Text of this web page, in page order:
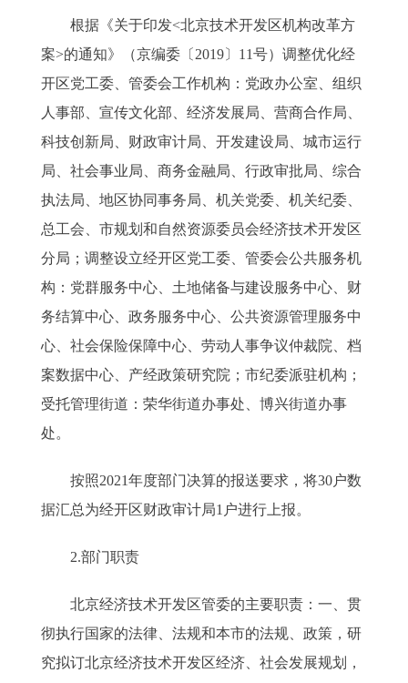
根据《关于印发<北京技术开发区机构改革方
案>的通知》（京编委〔2019〕11号）调整优化经
开区党工委、管委会工作机构：党政办公室、组织
人事部、宣传文化部、经济发展局、营商合作局、
科技创新局、财政审计局、开发建设局、城市运行
局、社会事业局、商务金融局、行政审批局、综合
执法局、地区协同事务局、机关党委、机关纪委、
总工会、市规划和自然资源委员会经济技术开发区
分局；调整设立经开区党工委、管委会公共服务机
构：党群服务中心、土地储备与建设服务中心、财
务结算中心、政务服务中心、公共资源管理服务中
心、社会保险保障中心、劳动人事争议仲裁院、档
案数据中心、产经政策研究院；市纪委派驻机构；
受托管理街道：荣华街道办事处、博兴街道办事
处。
按照2021年度部门决算的报送要求，将30户数
据汇总为经开区财政审计局1户进行上报。
2.部门职责
北京经济技术开发区管委的主要职责：一、贯
彻执行国家的法律、法规和本市的法规、政策，研
究拟订北京经济技术开发区经济、社会发展规划，